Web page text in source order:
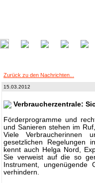
Zurück zu den Nachrichten...
15.03.2012
Verbraucherzentrale:
Förderprogramme und
und Sanieren stehen im
Viele Verbraucherinnen
gesetzlichen Regelungen
kennt auch Helga Nord,
Sie verweist auf die so
Instrument, ungenügende
verhindern.